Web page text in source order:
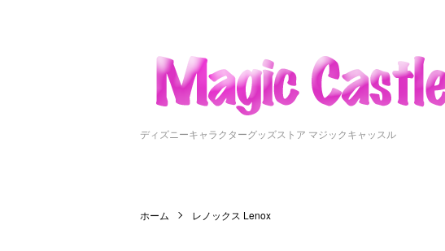
ディズニーキャラクターグッズストア マジックキャッスル
ホーム レノックス Lenox